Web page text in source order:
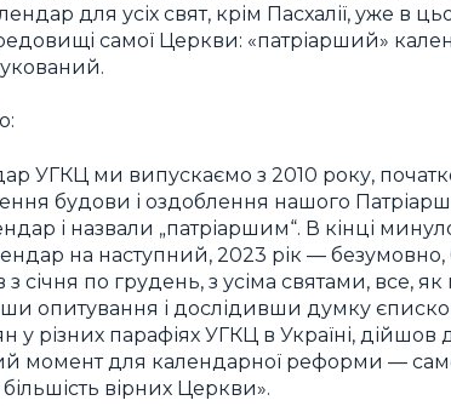
для усіх свят, крім Пасхалії, уже в
самої Церкви: «патріарший»
УГКЦ ми випускаємо з 2010 року,
будови і оздоблення нашого
і назвали „патріаршим“. В кінці
на наступний, 2023 рік —
січня по грудень, з усіма святами, все,
опитування і дослідивши думку
різних парафіях УГКЦ в Україні, дійшов
момент для календарної реформи —
вірних Церкви».